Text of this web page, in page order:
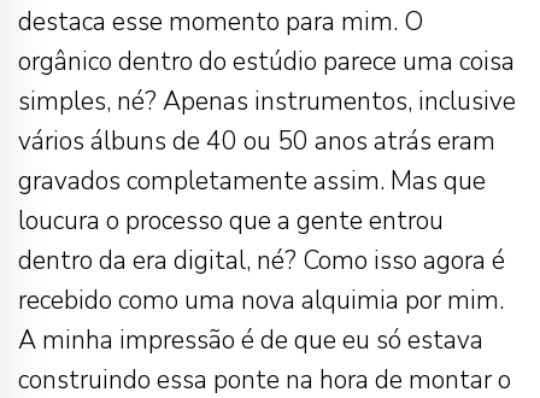
destaca esse momento para mim. O
orgânico dentro do estúdio parece uma coisa
simples, né? Apenas instrumentos, inclusive
vários álbuns de 40 ou 50 anos atrás eram
gravados completamente assim. Mas que
loucura o processo que a gente entrou
dentro da era digital, né? Como isso agora é
recebido como uma nova alquimia por mim.
A minha impressão é de que eu só estava
construindo essa ponte na hora de montar o